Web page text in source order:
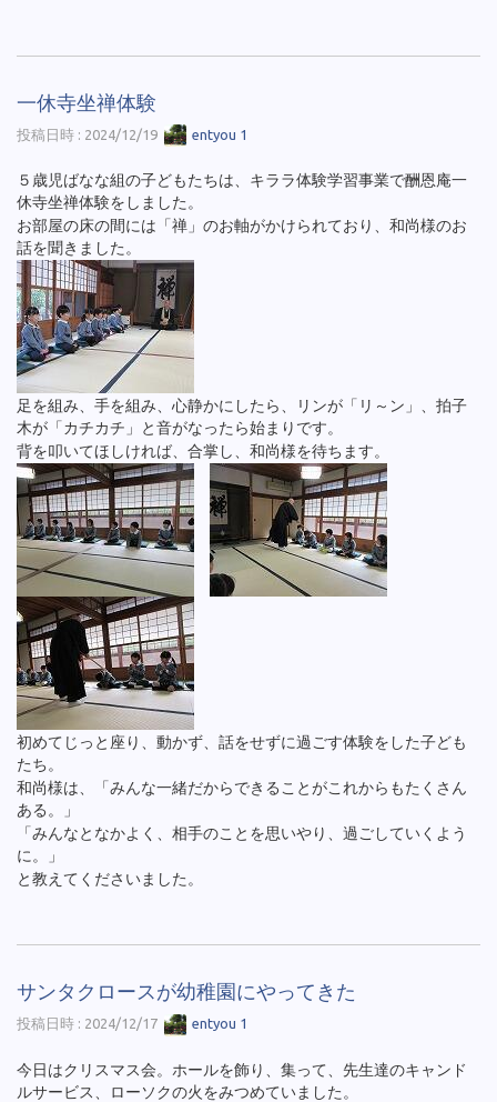
一休寺坐禅体験
投稿日時 : 2024/12/19 entyou 1
５歳児ばなな組の子どもたちは、キララ体験学習事業で酬恩庵一
休寺坐禅体験をしました。
お部屋の床の間には「禅」のお軸がかけられており、和尚様のお
話を聞きました。
足を組み、手を組み、心静かにしたら、リンが「リ～ン」、拍子
木が「カチカチ」と音がなったら始まりです。
背を叩いてほしければ、合掌し、和尚様を待ちます。
初めてじっと座り、動かず、話をせずに過ごす体験をした子ども
たち。
和尚様は、「みんな一緒だからできることがこれからもたくさん
ある。」
「みんなとなかよく、相手のことを思いやり、過ごしていくよう
に。」
と教えてくださいました。
サンタクロースが幼稚園にやってきた
投稿日時 : 2024/12/17 entyou 1
今日はクリスマス会。ホールを飾り、集って、先生達のキャンド
ルサービス、ローソクの火をみつめていました。